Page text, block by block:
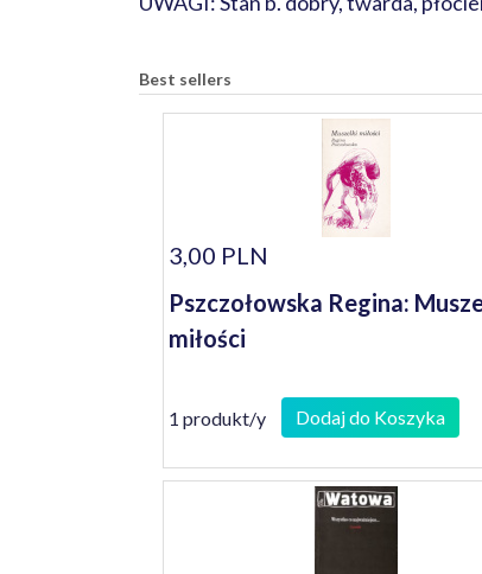
Best sellers
3,00 PLN
Pszczołowska Regina:
miłości
1 produkt/y Dodaj do Koszyka